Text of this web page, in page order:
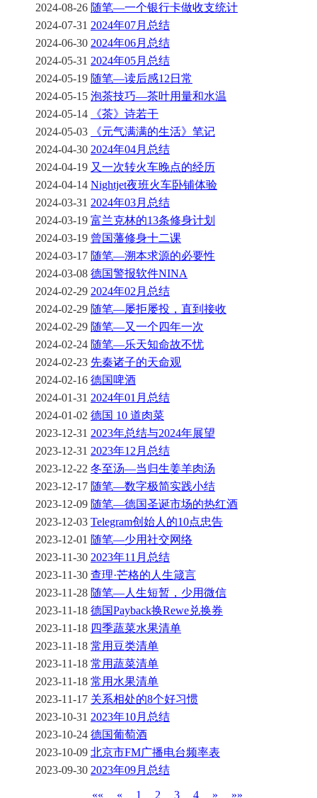
2024-08-26 随笔—一个银行卡做收支统计
2024-07-31 2024年07月总结
2024-06-30 2024年06月总结
2024-05-31 2024年05月总结
2024-05-19 随笔—读后感12日常
2024-05-15 泡茶技巧—茶叶用量和水温
2024-05-14
《茶》诗若干
2024-05-03
《元气满满的生活》笔记
2024-04-30 2024年04月总结
2024-04-19 又一次转火车晚点的经历
2024-04-14 Nightjet夜班火车卧铺体验
2024-03-31 2024年03月总结
2024-03-19 富兰克林的13条修身计划
2024-03-19 曾国藩修身十二课
2024-03-17 随笔—溯本求源的必要性
2024-03-08 德国警报软件NINA
2024-02-29 2024年02月总结
2024-02-29 随笔—屡拒屡投，直到接收
2024-02-29 随笔—又一个四年一次
2024-02-24 随笔—乐天知命故不忧
2024-02-23 先秦诸子的天命观
2024-02-16 德国啤酒
2024-01-31 2024年01月总结
2024-01-02 德国 10 道肉菜
2023-12-31 2023年总结与2024年展望
2023-12-31 2023年12月总结
2023-12-22 冬至汤—当归生姜羊肉汤
2023-12-17 随笔—数字极简实践小结
2023-12-09 随笔—德国圣诞市场的热红酒
2023-12-03 Telegram创始人的10点忠告
2023-12-01 随笔—少用社交网络
2023-11-30 2023年11月总结
2023-11-30 查理·芒格的人生箴言
2023-11-28 随笔—人生短暂，少用微信
2023-11-18 德国Payback换Rewe兑换券
2023-11-18 四季蔬菜水果清单
2023-11-18 常用豆类清单
2023-11-18 常用蔬菜清单
2023-11-18 常用水果清单
2023-11-17 关系相处的8个好习惯
2023-10-31 2023年10月总结
2023-10-24 德国葡萄酒
2023-10-09 北京市FM广播电台频率表
2023-09-30 2023年09月总结
«« « 1 2 3 4 » »»